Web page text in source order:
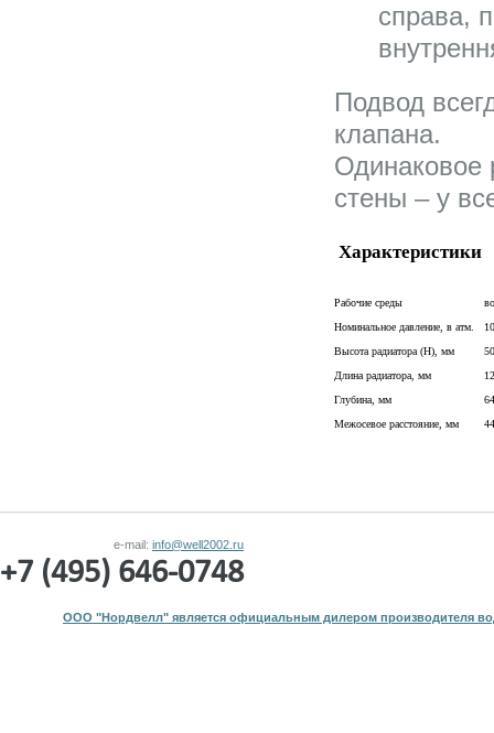
справа,
Подвод
клапана.
Одинаковое
стены – у
Характеристики
Рабочие среды
Номинальное давление, в атм. 10
Высота радиатора (H), мм
Длина радиатора, мм
Глубина, мм
64
Межосевое расстояние, мм
e-mail: info@well2002.ru
+7 (495) 646-0748
ООО "Нордвелл" является официальным дилером производителя